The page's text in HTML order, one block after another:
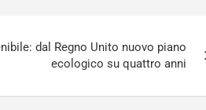
dal Regno Unito nuovo piano
ecologico su quattro anni